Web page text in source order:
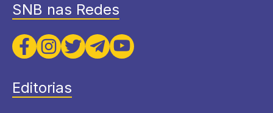
SNB nas Redes
Editorias